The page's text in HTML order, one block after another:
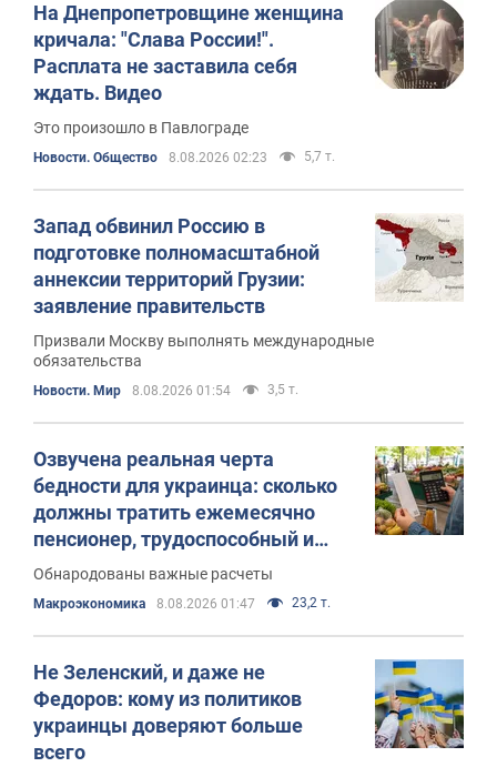
На Днепропетровщине женщина
кричала: "Слава России!".
Расплата не заставила себя
ждать. Видео
Это произошло в Павлограде
Новости. Общество 8.08.2026 02:23 5,7 т.
Запад обвинил Россию в
подготовке полномасштабной
аннексии территорий Грузии:
заявление правительств
Призвали Москву выполнять международные
обязательства
Новости. Мир 8.08.2026 01:54 3,5 т.
Озвучена реальная черта
бедности для украинца: сколько
должны тратить ежемесячно
пенсионер, трудоспособный и
ребенок
Обнародованы важные расчеты
Mакроэкономика 8.08.2026 01:47 23,2 т.
Не Зеленский, и даже не
Федоров: кому из политиков
украинцы доверяют больше
всего